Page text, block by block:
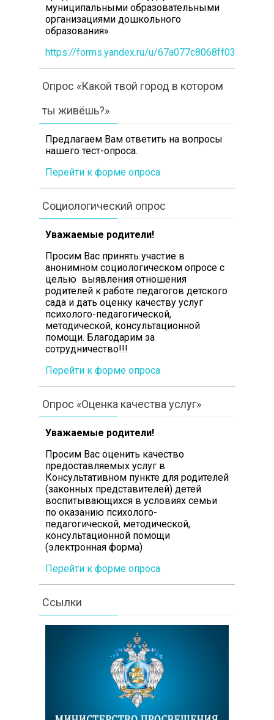
муниципальными образовательными
организациями дошкольного
образования»
https://forms.yandex.ru/u/
Опрос «Какой твой город в котором
ты живёшь?»
Предлагаем Вам ответить на вопросы
нашего тест-опроса.
Перейти к форме опроса
Социологический опрос
Уважаемые родители!
Просим Вас принять участие в
анонимном социологическом опросе с
целью выявления отношения
родителей к работе педагогов детского
сада и дать оценку качеству услуг
психолого-педагогической,
методической, консультационной
помощи. Благодарим за
сотрудничество!!!
Перейти к форме опроса
Опрос «Оценка качества услуг»
Уважаемые родители!
Просим Вас оценить качество
предоставляемых услуг в
Консультативном пункте для родителей
(законных представителей) детей
воспитывающихся в условиях семьи
по оказанию психолого-
педагогической, методической,
консультационной помощи
(электронная форма)
Перейти к форме опроса
Ссылки